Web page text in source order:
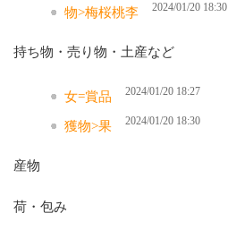
物>梅桜桃李 2024/01/20 18:30
持ち物・売り物・土産など
女=賞品 2024/01/20 18:27
獲物>果 2024/01/20 18:30
産物
荷・包み